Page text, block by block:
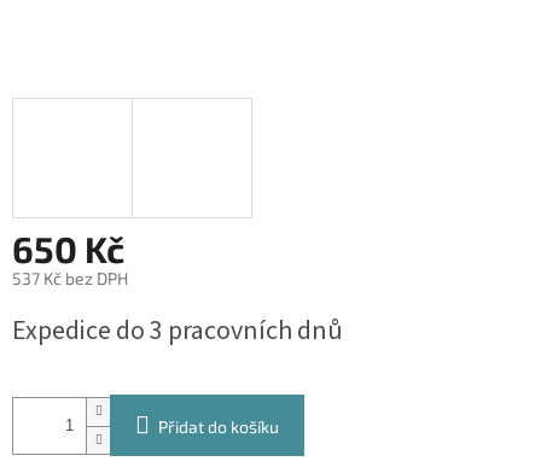
650 Kč
537 Kč bez DPH
cena:
Expedice do 3 pracovních dnů
Přidat do košíku